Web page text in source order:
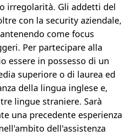
irregolarità. Gli addetti del
con la security aziendale,
come focus
Per partecipare alla
essere in possesso di un
superiore o di laurea ed
della lingua inglese e,
lingue straniere. Sarà
una precedente esperienza
dell'assistenza